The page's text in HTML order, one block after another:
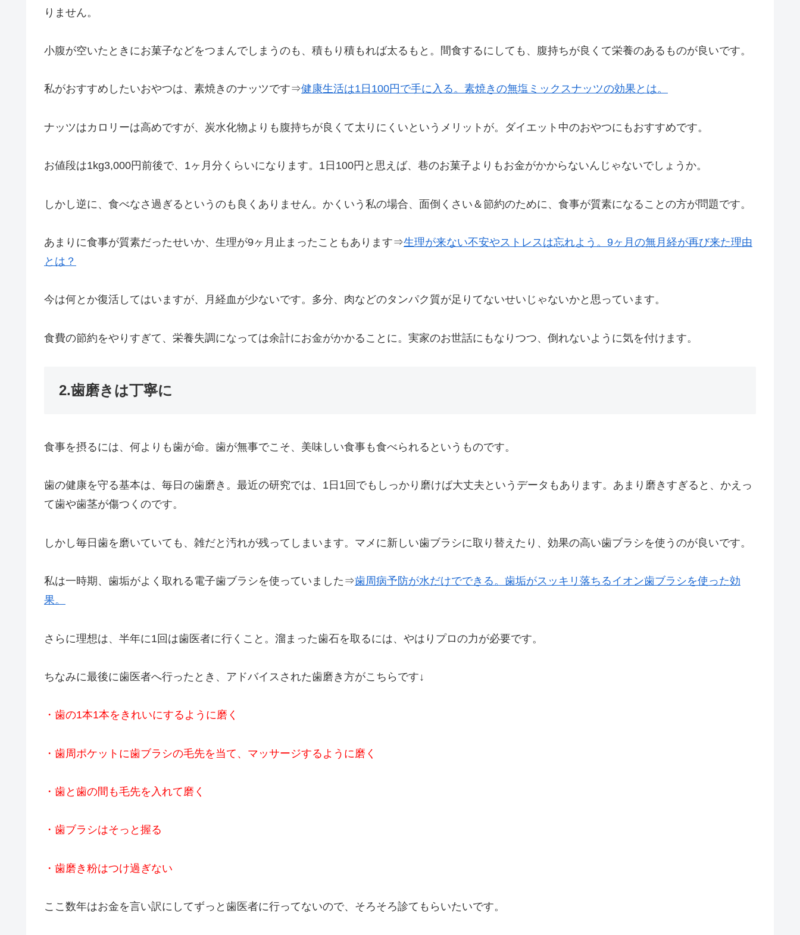
りません。
小腹が空いたときにお菓子などをつまんでしまうのも、積もり積もれば太るもと。間食するにしても、腹持ちが良くて栄養のあるものが良いです。
私がおすすめしたいおやつは、素焼きのナッツです⇒健康生活は1日100円で手に入る。素焼きの無塩ミックスナッツの効果とは。
ナッツはカロリーは高めですが、炭水化物よりも腹持ちが良くて太りにくいというメリットが。ダイエット中のおやつにもおすすめです。
お値段は1kg3,000円前後で、1ヶ月分くらいになります。1日100円と思えば、巷のお菓子よりもお金がかからないんじゃないでしょうか。
しかし逆に、食べなさ過ぎるというのも良くありません。かくいう私の場合、面倒くさい＆節約のために、食事が質素になることの方が問題です。
あまりに食事が質素だったせいか、生理が9ヶ月止まったこともあります⇒生理が来ない不安やストレスは忘れよう。9ヶ月の無月経が再び来た理由
とは？
今は何とか復活してはいますが、月経血が少ないです。多分、肉などのタンパク質が足りてないせいじゃないかと思っています。
食費の節約をやりすぎて、栄養失調になっては余計にお金がかかることに。実家のお世話にもなりつつ、倒れないように気を付けます。
2.歯磨きは丁寧に
食事を摂るには、何よりも歯が命。歯が無事でこそ、美味しい食事も食べられるというものです。
歯の健康を守る基本は、毎日の歯磨き。最近の研究では、1日1回でもしっかり磨けば大丈夫というデータもあります。あまり磨きすぎると、かえっ
て歯や歯茎が傷つくのです。
しかし毎日歯を磨いていても、雑だと汚れが残ってしまいます。マメに新しい歯ブラシに取り替えたり、効果の高い歯ブラシを使うのが良いです。
私は一時期、歯垢がよく取れる電子歯ブラシを使っていました⇒歯周病予防が水だけでできる。歯垢がスッキリ落ちるイオン歯ブラシを使った効
果。
さらに理想は、半年に1回は歯医者に行くこと。溜まった歯石を取るには、やはりプロの力が必要です。
ちなみに最後に歯医者へ行ったとき、アドバイスされた歯磨き方がこちらです↓
・歯の1本1本をきれいにするように磨く
・歯周ポケットに歯ブラシの毛先を当て、マッサージするように磨く
・歯と歯の間も毛先を入れて磨く
・歯ブラシはそっと握る
・歯磨き粉はつけ過ぎない
ここ数年はお金を言い訳にしてずっと歯医者に行ってないので、そろそろ診てもらいたいです。